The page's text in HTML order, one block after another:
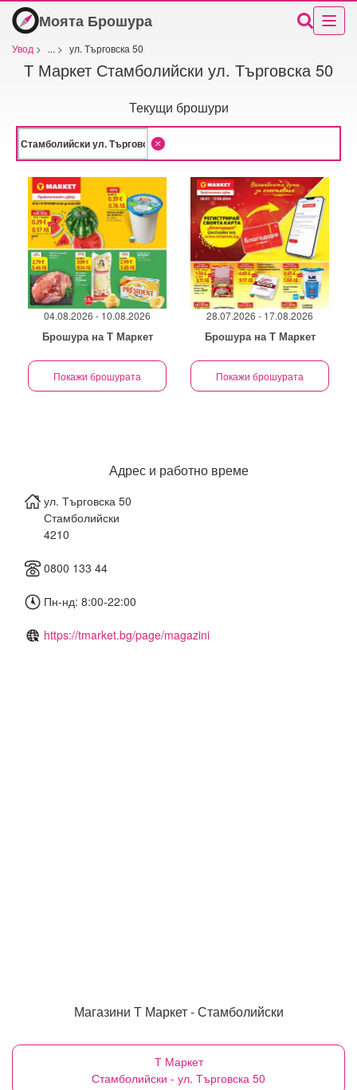
Моята Брошура
Увод > ... > ул. Търговска 50
Т Маркет Стамболийски ул. Търговска 50
Текущи брошури
04.08.2026 - 10.08.2026
Брошура на Т Маркет
Покажи брошурата
28.07.2026 - 17.08.2026
Брошура на Т Маркет
Покажи брошурата
Адрес и работно време
ул. Търговска 50
Стамболийски
4210
0800 133 44
Пн-нд: 8:00-22:00
https://tmarket.bg/page/magazini
Магазини Т Маркет - Стамболийски
Т Маркет
Стамболийски - ул. Търговска 50